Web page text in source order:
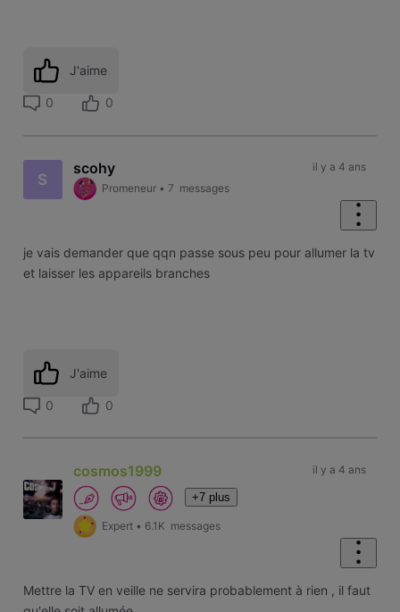
J'aime
0 0
S
scohy
Promeneur • 7 messages
il y a 4 ans
je vais demander que qqn passe sous peu pour allumer la tv
et laisser les appareils branches
J'aime
0 0
cosmos1999
+7 plus
Expert • 6.1K messages
il y a 4 ans
Mettre la TV en veille ne servira probablement à rien , il faut